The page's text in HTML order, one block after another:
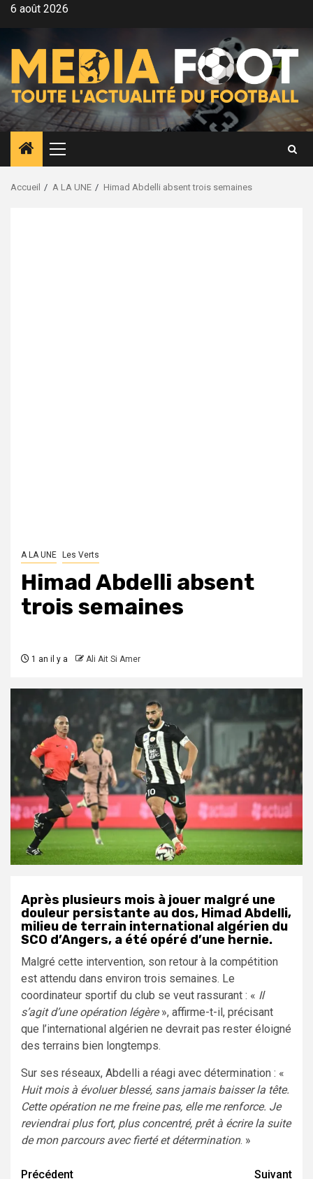
Aller6 août 2026
Menu
principal
Accueil A LA UNE Himad Abdelli absent trois semaines
A LA UNE Les Verts
Himad Abdelli absent
trois semaines
1 an il y a Ali Ait Si Amer
Après plusieurs mois à jouer malgré une
douleur persistante au dos, Himad Abdelli,
milieu de terrain international algérien du
SCO d’Angers, a été opéré d’une hernie.
Malgré cette intervention, son retour à la compétition
est attendu dans environ trois semaines. Le
coordinateur sportif du club se veut rassurant : « Il
s’agit d’une opération légère», affirme-t-il, précisant
que l’international algérien ne devrait pas rester éloigné
des terrains bien longtemps.
Sur ses réseaux, Abdelli a réagi avec détermination : «
Huit mois à évoluer blessé, sans jamais baisser la tête.
Cette opération ne me freine pas, elle me renforce. Je
reviendrai plus fort, plus concentré, prêt à écrire la suite
de mon parcours avec fierté et détermination. »
Précédent
Suivant